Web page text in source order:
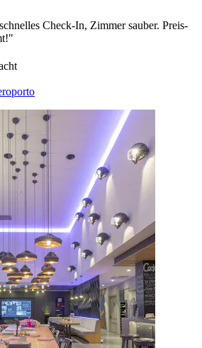
Check-In, Zimmer sauber. Preis-